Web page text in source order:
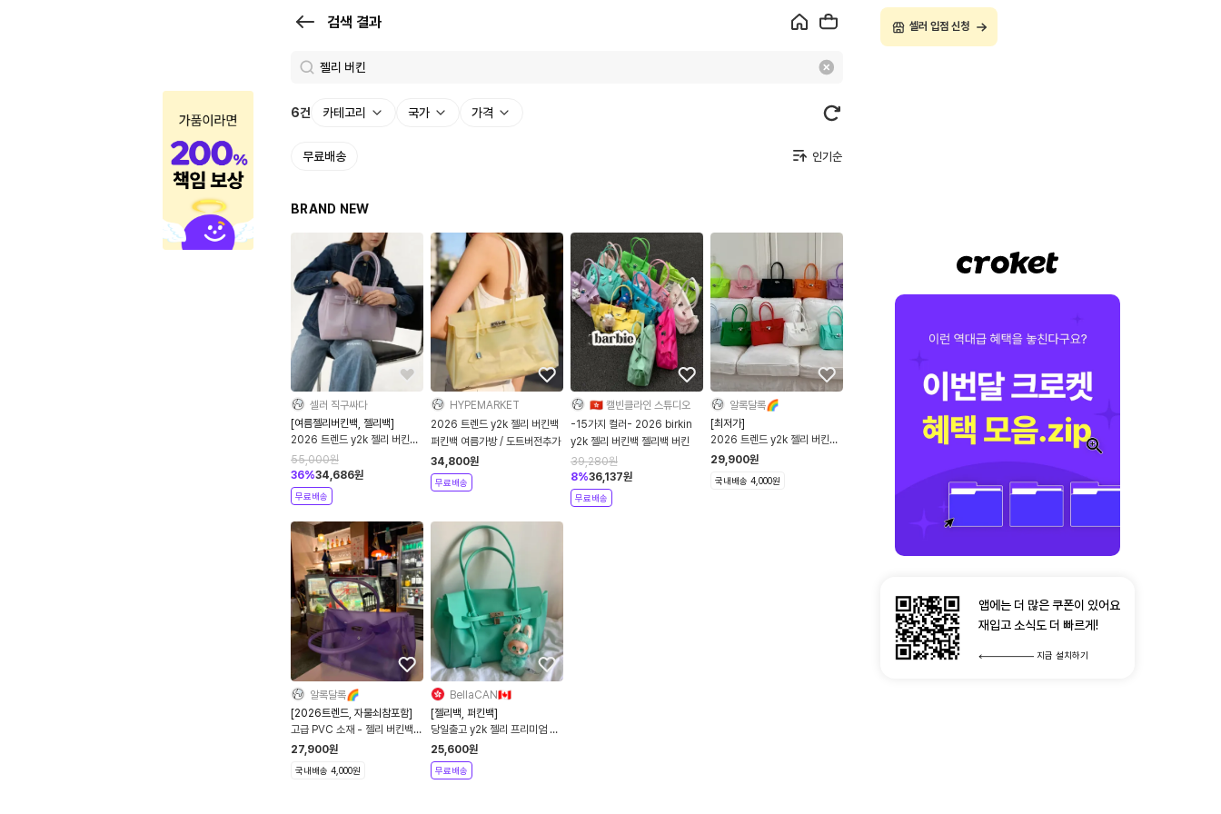
검색 결과
과
로
켓
6건 카테고리 국가 가격
무료배송
BRAND NEW
셀러 직구싸다
[여름젤리버킨백, 젤리백]
2026 트렌드 y2k 젤리 버킨백
퍼킨백
55,000원
36%34,686원
무료배송
HYPEMARKET
2026 트렌드 y2k 젤리 버킨백
퍼킨백 여름가방 / 도트버전추가
34,800원
무료배송
🇭🇰 캘빈클라인 스튜디오
-15가지 컬러- 2026 birkin
y2k 젤리 버킨백 젤리백 버킨
39,280원
8%36,137원
무료배송
알록달록🌈
[최저가]
2026 트렌드 y2k 젤리 버킨백
퍼킨백 불투명
29,900원
국내배송 4,000원
알록달록🌈
[2026트렌드, 자물쇠참포함]
고급 PVC 소재 - 젤리 버킨백
y2k 퍼킨백
27,900원
국내배송 4,000원
BellaCAN🇨🇦
[젤리백, 퍼킨백]
당일출고 y2k 젤리 프리미엄 버
킨백 퍼킨백 여름 숄더백
25,600원
무료배송
셀러 입점 신청
앱에는 더 많은 쿠폰이 있어요
재입고 소식도 더 빠르게!
지금 설치하기